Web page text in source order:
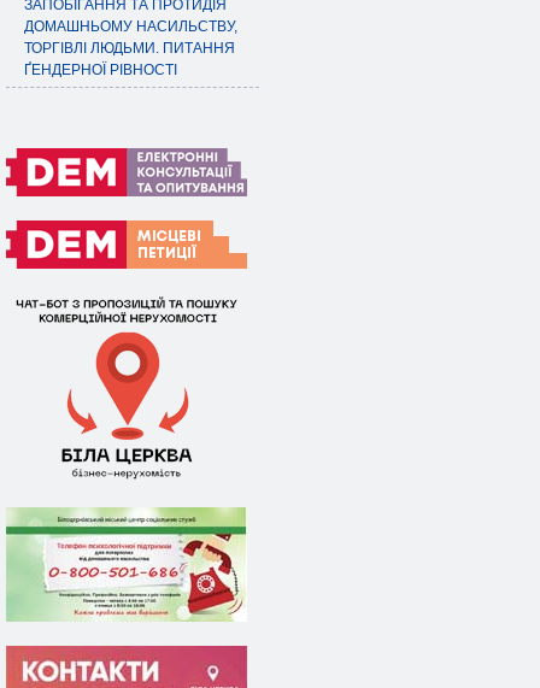
ЗАПОБІГАННЯ ТА ПРОТИДІЯ
ДОМАШНЬОМУ НАСИЛЬСТВУ,
ТОРГІВЛІ ЛЮДЬМИ. ПИТАННЯ
ҐЕНДЕРНОЇ РІВНОСТІ